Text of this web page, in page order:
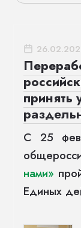
принять
С 25
нами»
Единых